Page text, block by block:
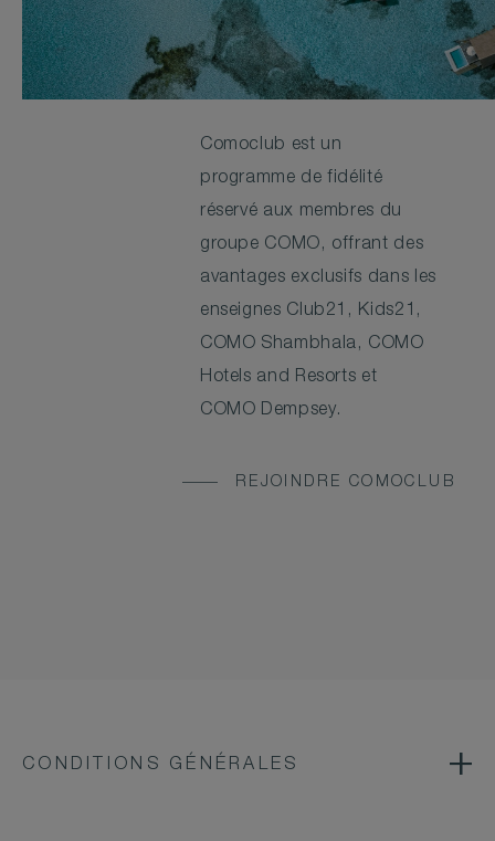
Comoclub est un
programme de fidélité
réservé aux membres du
groupe COMO, offrant des
avantages exclusifs dans les
enseignes Club21, Kids21,
COMO Shambhala, COMO
Hotels and Resorts et
COMO Dempsey.
REJOINDRE COMOCLUB
CONDITIONS GÉNÉRALES